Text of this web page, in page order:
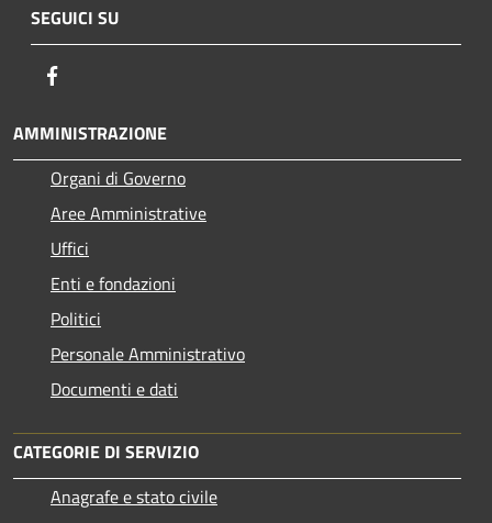
SEGUICI SU
AMMINISTRAZIONE
Organi di Governo
Aree Amministrative
Uffici
Enti e fondazioni
Politici
Personale Amministrativo
Documenti e dati
CATEGORIE DI SERVIZIO
Anagrafe e stato civile